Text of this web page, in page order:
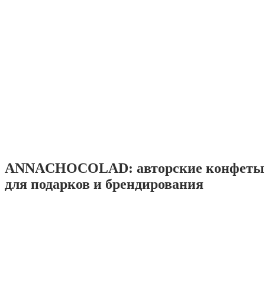
ANNACHOCOLAD: авторские
для подарков и брендирования